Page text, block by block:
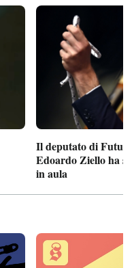
Il deputato di
Edoardo Ziello ha
in aula